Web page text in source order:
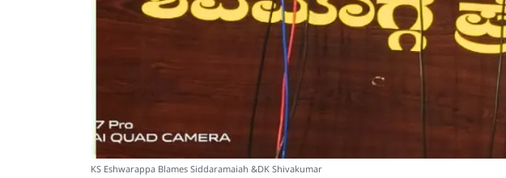
KS Eshwarappa Blames Siddaramaiah &DK Shivakumar